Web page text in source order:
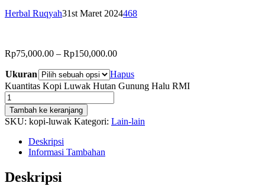
Herbal Ruqyah31st Maret 2024468
Rp75,000.00 – Rp150,000.00
Ukuran
Hapus
Kuantitas Kopi Luwak Hutan Gunung Halu RMI
Tambah ke keranjang
SKU: kopi-luwak Kategori: Lain-lain
Deskripsi
Informasi Tambahan
Deskripsi